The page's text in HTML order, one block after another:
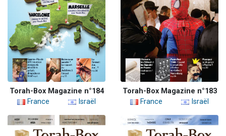
Torah-Box Magazine n°184
France
Israël
Torah-Box Magazine n°183
France
Israël